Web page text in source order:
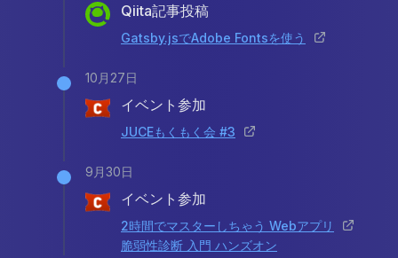
Qiita記事投稿
Gatsby.jsでAdobe Fontsを使う
10月27日
イベント参加
JUCEもくもく会 #3
9月30日
イベント参加
2時間でマスターしちゃう Webアプリ
脆弱性診断 入門 ハンズオン